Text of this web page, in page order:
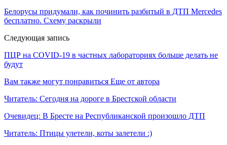
Белорусы придумали, как починить разбитый в ДТП Mercedes
бесплатно. Схему раскрыли
Следующая запись
ПЦР на COVID-19 в частных лабораториях больше делать не
будут
Вам также могут понравиться Еще от автора
Читатель: Сегодня на дороге в Брестской области
Очевидец: В Бресте на Республиканской произошло ДТП
Читатель: Птицы улетели, коты залетели :)